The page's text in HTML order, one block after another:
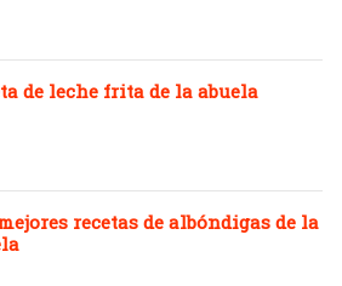
de leche frita de la abuela
recetas de albóndigas de la